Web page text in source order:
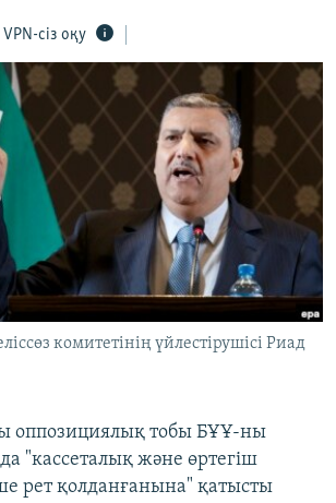
VPN-сіз оқу
комитетінің үйлестірушісі Риад
оппозициялық тобы БҰҰ-ны
"кассеталық және өртегіш
рет қолданғанына" қатысты